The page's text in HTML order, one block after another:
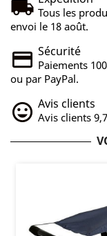
Tous les
envoi le 18 août.
Sécurité
Paiements
ou par PayPal.
Avis clients
Avis clients